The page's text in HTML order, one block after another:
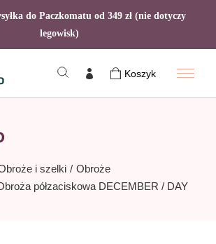
do Paczkomatu od 349 zł (nie dotyczy
legowisk)
Koszyk
i szelki
Obroże
półzaciskowa DECEMBER / DAY